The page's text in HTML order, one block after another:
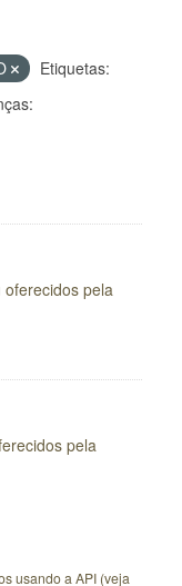
Etiquetas:
pela
pela
usando a API (veja